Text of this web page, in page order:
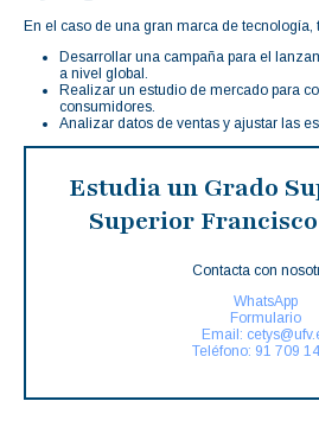
En el caso de una gran marca de tecnología,
Desarrollar una campaña para el
a nivel global.
Realizar un estudio de mercado para
consumidores.
Analizar datos de ventas y ajustar las
Estudia un Grado
Superior
Contacta con
WhatsApp
Formulario
Email:
Teléfono: 91 709